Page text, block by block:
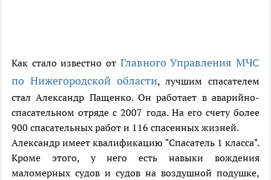
Как стало известно от Главного Управления МЧС
по Нижегородской области, лучшим спасателем
стал Александр Пащенко. Он работает в аварийно-
спасательном отряде с 2007 года. На его счету более
900 спасательных работ и 116 спасенных жизней.
Александр имеет квалификацию "Спасатель 1 класса".
Кроме этого, у него есть навыки вождения
маломерных судов и судов на воздушной подушке,